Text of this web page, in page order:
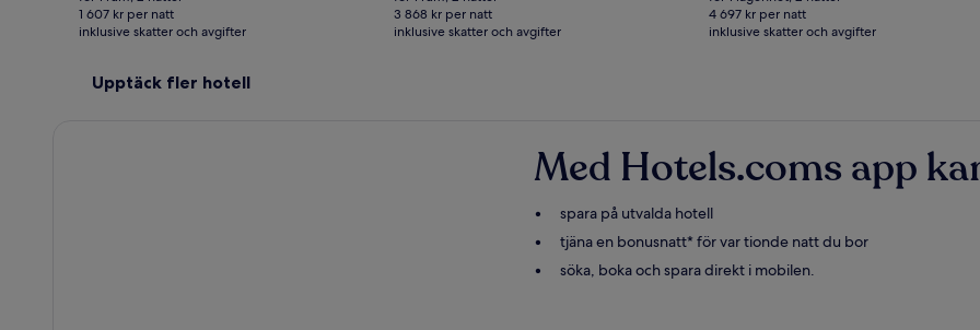
3 213 kr
4 237 kr,
se
information
om
1 607 kr per natt
inklusive skatter och avgifter
7 735 kr
10 154 kr,
se
3 868 kr per natt
inklusive skatter och avgifter
9 394 kr
12 501 kr,
se
4 697 kr per natt
inklusive skatter och avgifter
Upptäck fler hotell
Med Hotels.coms app
spara på utvalda hotell
tjäna en bonusnatt* för var tionde natt du bor
söka, boka och spara direkt i mobilen.